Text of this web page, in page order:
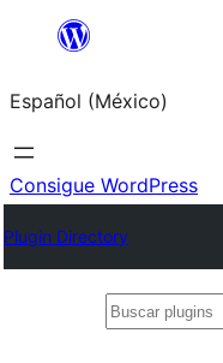
Saltar
contenido
Español (México)
Consigue WordPress
Plugin Directory
Buscar